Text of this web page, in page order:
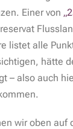
Einer von
listet alle
hätte
– also auch
wir oben auf